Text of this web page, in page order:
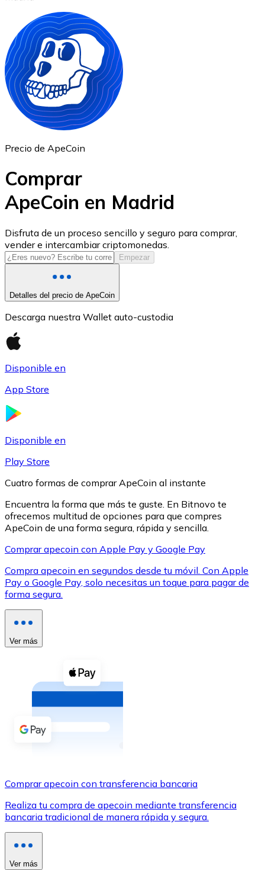
Ethereum
ETH
USD Coin
USDC
XRP
XRP
Ver todo
Compra criptomonedas con efectivo en tu tienda más
Comprar con efectivo
Transferencia SEPA
Utiliza tarjetas Visa y Mastercard para comprar
Comprar con tarjeta
Precio de ApeCoin
Comprar
ApeCoin en Madrid
Disfruta de un proceso sencillo y seguro para comprar,
vender e intercambiar criptomonedas.
Empezar
Detalles del precio de ApeCoin
Descarga nuestra Wallet auto-custodia
Disponible en
App Store
Disponible en
Play Store
Cuatro formas de comprar ApeCoin al instante
Encuentra la forma que más te guste. En Bitnovo te
ofrecemos multitud de opciones para que compres
ApeCoin de una forma segura, rápida y sencilla.
Comprar apecoin con Apple Pay y Google Pay
Compra apecoin en segundos desde tu móvil. Con Apple
Pay o Google Pay, solo necesitas un toque para pagar de
forma segura.
Ver más
Comprar apecoin con transferencia bancaria
Realiza tu compra de apecoin mediante transferencia
bancaria tradicional de manera rápida y segura.
Ver más